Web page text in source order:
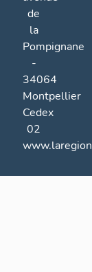
de
la
Pompignane
-
34064
Montpellier
Cedex
02